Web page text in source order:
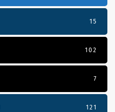
15
102
7
121